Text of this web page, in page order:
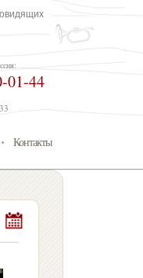
01-44
Контакты